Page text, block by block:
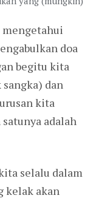
mengetahui
doa
begitu kita
sangka) dan
kita
adalah
selalu dalam
kelak akan